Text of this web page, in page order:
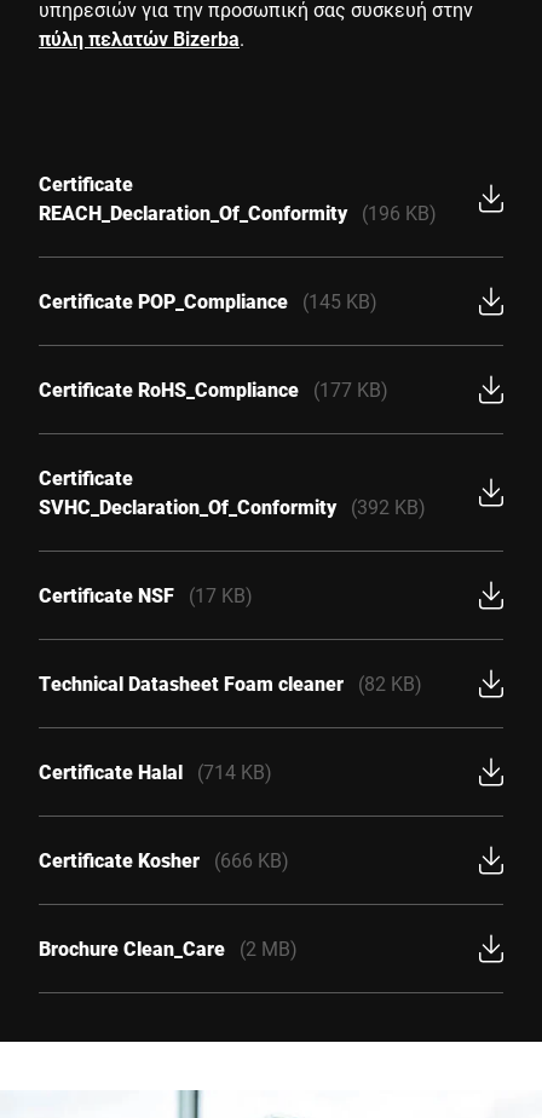
υπηρεσιών για την προσωπική σας συσκευή στην
πύλη πελατών Bizerba.
Certificate
REACH_Declaration_Of_Conformity
(196 KB)
Certificate POP_Compliance (145 KB)
Certificate RoHS_Compliance (177 KB)
Certificate
SVHC_Declaration_Of_Conformity
(392 KB)
Certificate NSF (17 KB)
Technical Datasheet Foam cleaner (82 KB)
Certificate Halal (714 KB)
Certificate Kosher (666 KB)
Brochure Clean_Care (2 MB)